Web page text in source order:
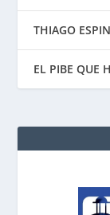
THIAGO
EL PIBE QUE